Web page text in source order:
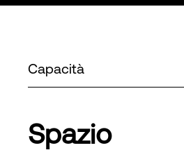
Capacità
Spazio